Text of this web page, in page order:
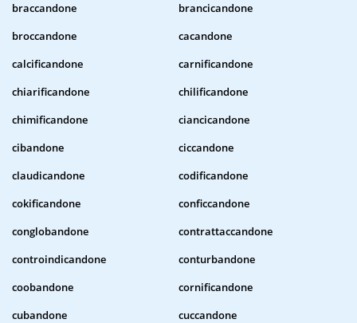
braccandone
brancicandone
broccandone
cacandone
calcificandone
carnificandone
chiarificandone
chilificandone
chimificandone
ciancicandone
cibandone
ciccandone
claudicandone
codificandone
cokificandone
conficcandone
conglobandone
contrattaccandone
controindicandone
conturbandone
coobandone
cornificandone
cubandone
cuccandone